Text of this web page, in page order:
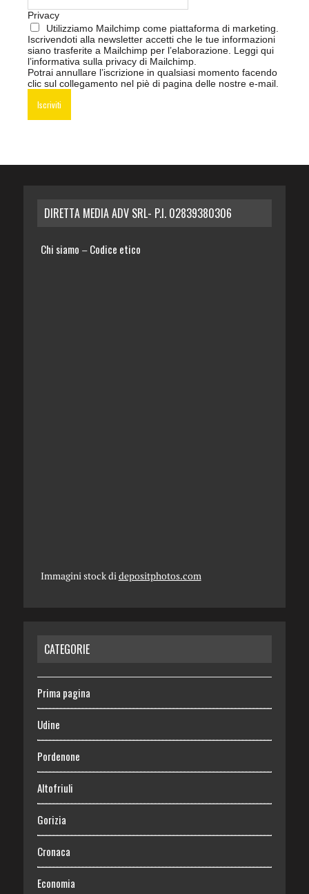
Privacy
Utilizziamo Mailchimp come piattaforma di marketing.
Iscrivendoti alla newsletter accetti che le tue informazioni
siano trasferite a Mailchimp per l’elaborazione. Leggi qui
l’informativa sulla privacy di Mailchimp.
Potrai annullare l’iscrizione in qualsiasi momento facendo
clic sul collegamento nel piè di pagina delle nostre e-mail.
DIRETTA MEDIA ADV SRL- P.I. 02839380306
Chi siamo – Codice etico
Immagini stock didepositphotos.com
CATEGORIE
Prima pagina
Udine
Pordenone
Altofriuli
Gorizia
Cronaca
Economia